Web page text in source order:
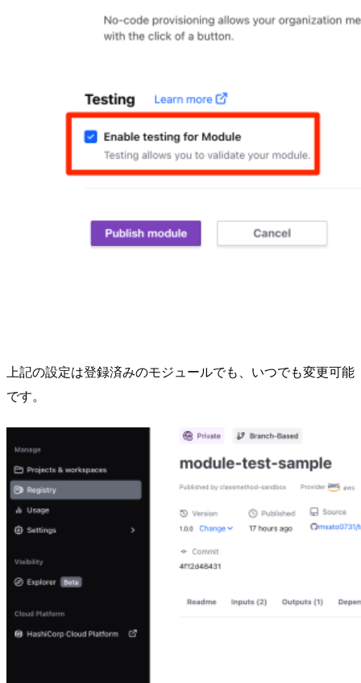
上記の設定は登録済みのモジュールでも、いつでも変更可能
です。